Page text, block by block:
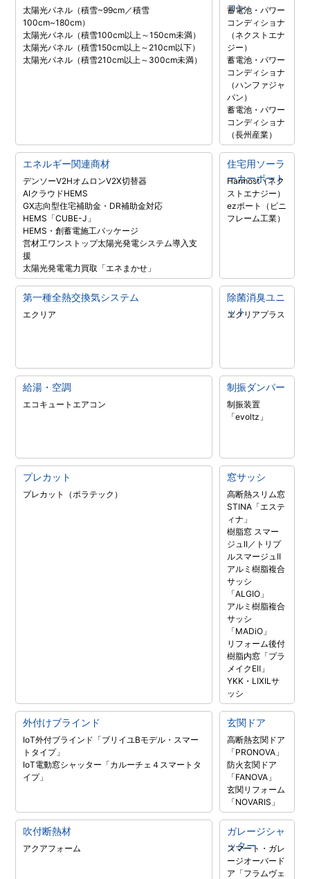
太陽光パネル（積雪~99cm／積雪
100cm~180cm）
太陽光パネル（積雪100cm以上～150cm未満）
太陽光パネル（積雪150cm以上～210cm以下）
太陽光パネル（積雪210cm以上～300cm未満）
コン
蓄電池・パワー
コンディショナ
（ネクストエナ
ジー）
蓄電池・パワー
コンディショナ
（ハンファジャ
パン）
蓄電池・パワー
コンディショナ
（長州産業）
エネルギー関連商材
デンソーV2HオムロンV2X切替器
AIクラウドHEMS
GX志向型住宅補助金・DR補助金対応
HEMS「CUBE-J」
HEMS・創蓄電施工パッケージ
営材工ワンストップ太陽光発電システム導入支
援
太陽光発電電力買取「エネまかせ」
住宅用ソーラ
ーカーポート
Harmost（ネク
ストエナジー）
ezポート（ビニ
フレーム工業）
第一種全熱交換気システム
エクリア
除菌消臭ユニ
ット
エクリアプラス
給湯・空調
エコキュート エアコン
制振ダンパー
制振装置
「evoltz」
プレカット
プレカット（ポラテック）
窓サッシ
高断熱スリム窓
STINA「エステ
ィナ」
樹脂窓 スマー
ジュII／トリプ
ルスマージュII
アルミ樹脂複合
サッシ
「ALGIO」
アルミ樹脂複合
サッシ
「MADiO」
リフォーム後付
樹脂内窓「プラ
メイクEⅡ」
YKK・LIXILサ
ッシ
外付けブラインド
IoT外付ブラインド「ブリイユBモデル・スマー
トタイプ」
IoT電動窓シャッター「カルーチェ４スマートタ
イプ」
玄関ドア
高断熱玄関ドア
「PRONOVA」
防火玄関ドア
「FANOVA」
玄関リフォーム
「NOVARIS」
吹付断熱材
アクアフォーム
ガレージシャ
ッター
スマート・ガレ
ージオーバード
ア「フラムヴェ